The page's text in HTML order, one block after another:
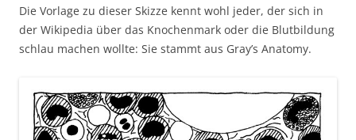
Die Vorlage zu dieser Skizze kennt wohl jeder, der sich in
der Wikipedia über das Knochenmark oder die Blutbildung
schlau machen wollte: Sie stammt aus Gray’s Anatomy.